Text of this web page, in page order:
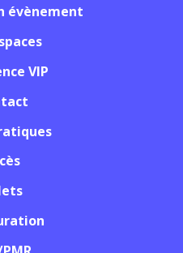
évènement
VIP